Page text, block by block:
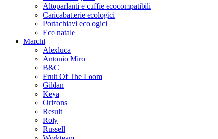
Altoparlanti e cuffie ecocompatibili
Caricabatterie ecologici
Portachiavi ecologici
Eco natale
Marchi
Alexluca
Antonio Miro
B&C
Fruit Of The Loom
Gildan
Keya
Orizons
Result
Roly
Russell